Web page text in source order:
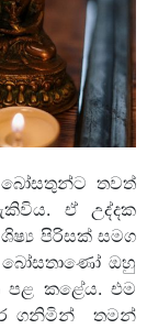
තවත්
ඒ උද්දක
පිරිසක් සමග
බෝසතාණෝ ඔහු
පළ කළේය. එම
ගනිමින් තමන්